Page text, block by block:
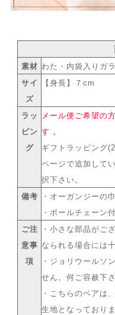
素材 わた・内袋入りガ
サイ
ズ
【身長】７cm
ラッ
ピン
グ
メール便ご希望の
す 。
ギフトラッピング
ページで追加して
択下さい。
備考
・オーガンジーの
・ボールチェーン
ご注
意事
項
・小さな部品がご
なられる場合には
・ジョリウールソ
せん。何ご容赦下
・こちらのベアは
生地となっており